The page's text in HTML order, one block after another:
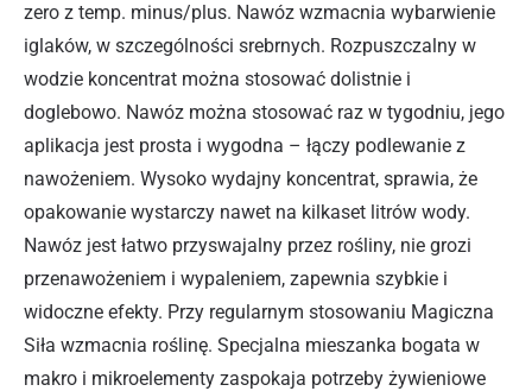
zero z temp. minus/plus. Nawóz wzmacnia wybarwienie
iglaków, w szczególności srebrnych. Rozpuszczalny w
wodzie koncentrat można stosować dolistnie i
doglebowo. Nawóz można stosować raz w tygodniu, jego
aplikacja jest prosta i wygodna – łączy podlewanie z
nawożeniem. Wysoko wydajny koncentrat, sprawia, że
opakowanie wystarczy nawet na kilkaset litrów wody.
Nawóz jest łatwo przyswajalny przez rośliny, nie grozi
przenawożeniem i wypaleniem, zapewnia szybkie i
widoczne efekty. Przy regularnym stosowaniu Magiczna
Siła wzmacnia roślinę. Specjalna mieszanka bogata w
makro i mikroelementy zaspokaja potrzeby żywieniowe